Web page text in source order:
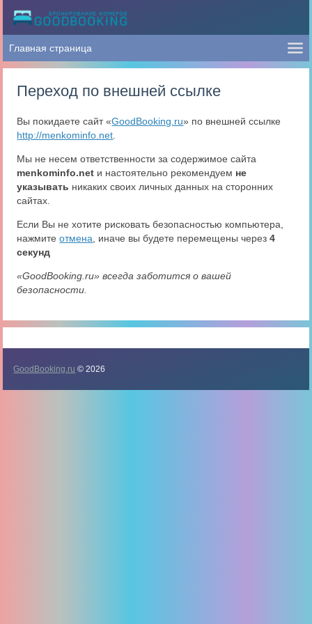
Переход по внешней ссылке
Вы покидаете сайт «GoodBooking.ru» по внешней ссылке
http://menkominfo.net
Мы не несем ответственности за содержимое сайта
menkominfo.net и настоятельно рекомендуем не
указывать никаких своих личных данных на сторонних
сайтах.
Если Вы не хотите рисковать безопасностью компьютера,
нажмитеотмена , иначе вы будете перемещены через4
секунд
«GoodBooking.ru» всегда заботится о вашей
безопасности.
GoodBooking.ru © 2026